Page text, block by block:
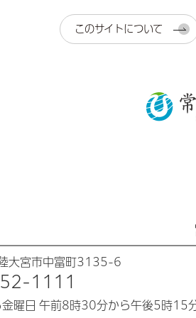
このサイトについて
大宮市中富町3135-6
1111
金曜日 午前8時30分から午後5時